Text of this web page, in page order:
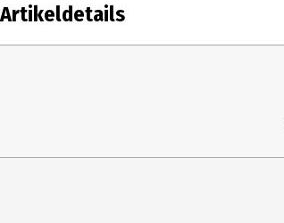
Artikeldetails